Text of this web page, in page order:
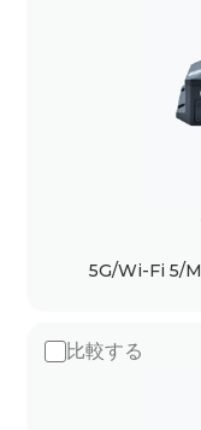
5G/Wi-Fi 5/
比較する